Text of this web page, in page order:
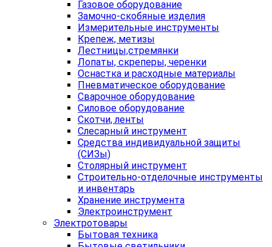
Газовое оборудование
Замочно-скобяные изделия
Измерительные инструменты
Крепеж, метизы
Лестницы,стремянки
Лопаты, скреперы, черенки
Оснастка и расходные материалы
Пневматическое оборудование
Сварочное оборудование
Силовое оборудование
Скотчи, ленты
Слесарный инструмент
Средства индивидуальной защиты
(СИЗы)
Столярный инструмент
Строительно-отделочные инструменты
и инвентарь
Хранение инструмента
Электроинструмент
Электротовары
Бытовая техника